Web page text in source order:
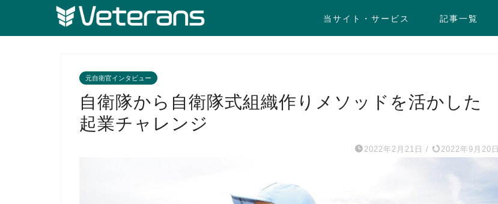
当サイト・サービス 記事一覧
元自衛官インタビュー
自衛隊から自衛隊式組織作りメソッドを活かした
起業チャレンジ
2022年2月21日 / 2022年9月20日